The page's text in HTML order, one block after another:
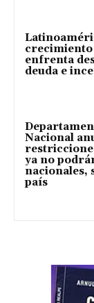
enfrenta
deuda e
Nacional
ya no
nacionales,
país